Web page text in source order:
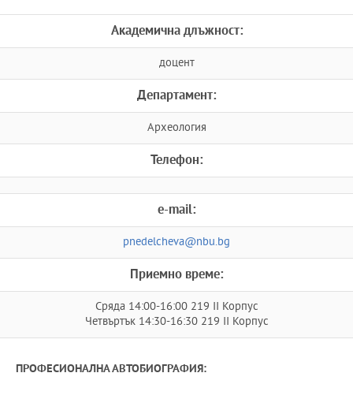
Академична длъжност:
доцент
Департамент:
Археология
Телефон:
e-mail:
pnedelcheva@nbu.bg
Приемно време:
Сряда 14:00-16:00 219 II Корпус
Четвъртък 14:30-16:30 219 II Корпус
ПРОФЕСИОНАЛНА АВТОБИОГРАФИЯ: